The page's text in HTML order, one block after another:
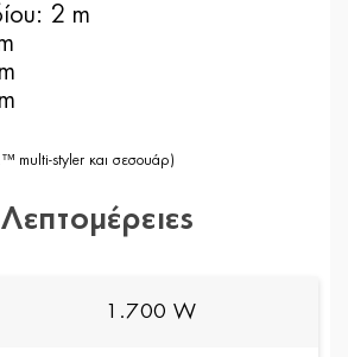
2 m
multi-styler και σεσουάρ)
1.700 W